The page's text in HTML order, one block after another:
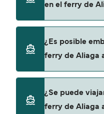
Además, también
página de ofertas
navieras.
en el ferry de
a Mitilene con:
¿Es posible
ferry de Aliaga
Mitilene con
¿Se puede
ferry de Aliaga